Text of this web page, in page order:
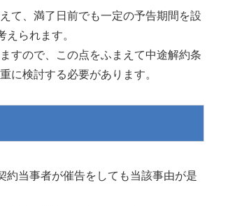
て、満了日前でも一定の予告期間を設
えられます。
すので、この点をふまえて中途解約条
に検討する必要があります。
当事者が催告をしても当該事由が是